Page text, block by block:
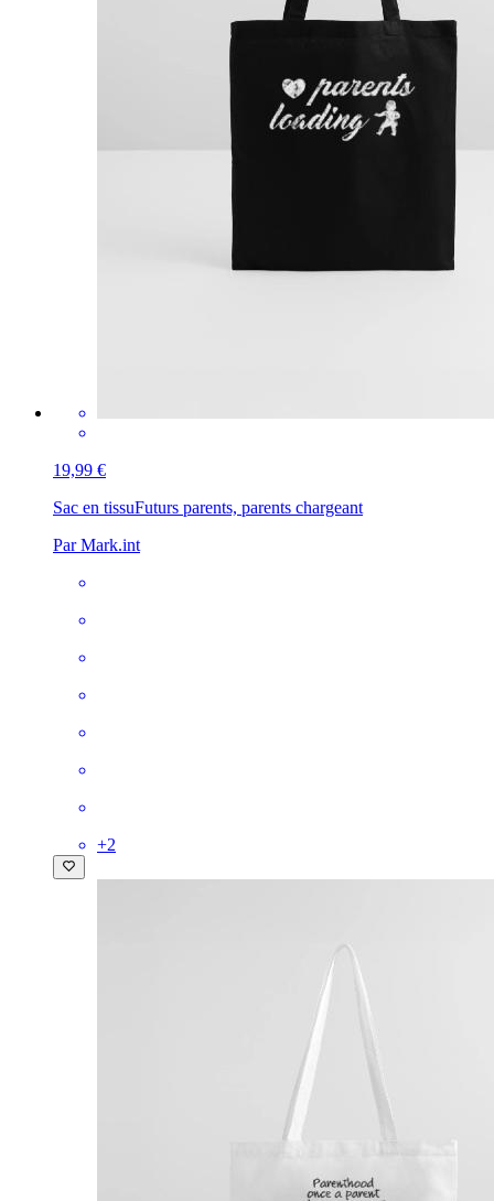
19,99 €
Sac en tissuFuturs parents, parents chargeant
Par Mark.int
+2